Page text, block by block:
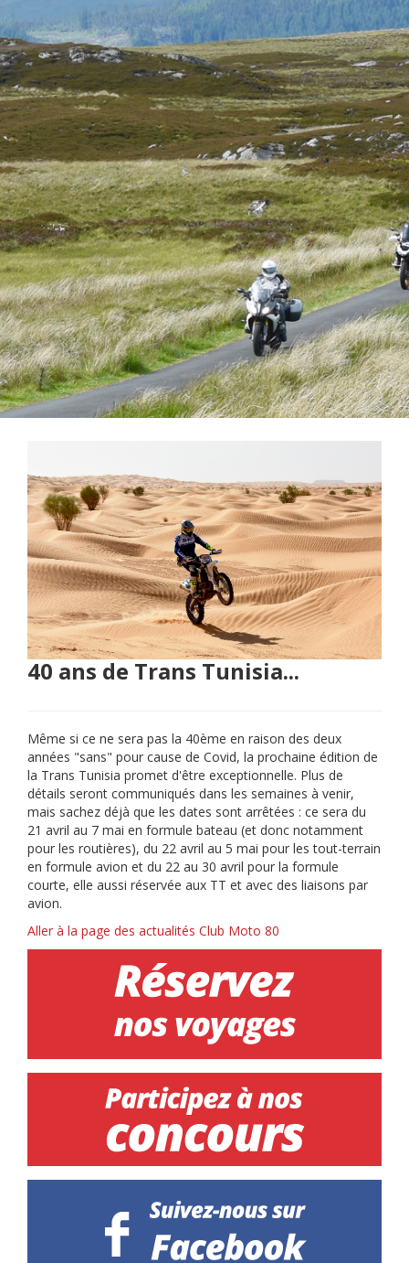
40 ans de Trans Tunisia...
Même si ce ne sera pas la 40ème en raison des deux
années "sans" pour cause de Covid, la prochaine édition de
la Trans Tunisia promet d'être exceptionnelle. Plus de
détails seront communiqués dans les semaines à venir,
mais sachez déjà que les dates sont arrêtées : ce sera du
21 avril au 7 mai en formule bateau (et donc notamment
pour les routières), du 22 avril au 5 mai pour les tout-terrain
en formule avion et du 22 au 30 avril pour la formule
courte, elle aussi réservée aux TT et avec des liaisons par
avion.
Aller à la page des actualités Club Moto 80